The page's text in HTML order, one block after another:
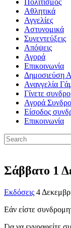
Αθλητικά
Αγγελίες
Αστυνομικά
Συνεντεύξεις
Απόψεις
Αγορά
Επικοινωνία
Δημοσιεύση
Αναγγελία
Γίνετε
Αγορά
Είσοδος
Επικοινωνία
Σάββατο 1
Εκδόσεις 4
Εάν είστε